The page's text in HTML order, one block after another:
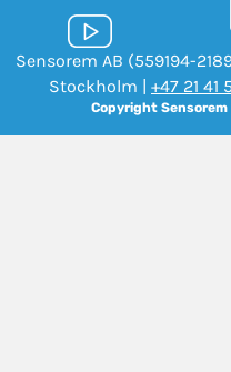
Sensorem AB (559194-
Stockholm | +47 21 41
Copyright